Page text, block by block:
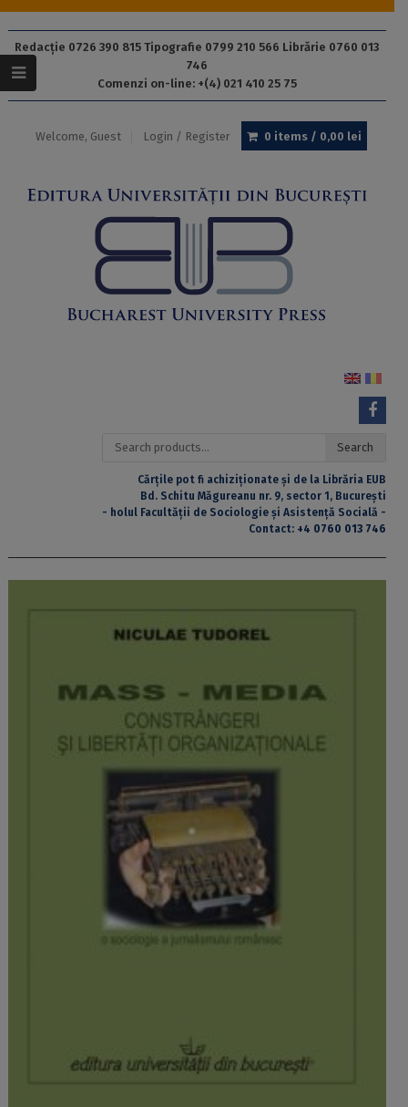
Redacție 0726 390 815 Tipografie 0799 210 566 Librărie 0760 013
746
Comenzi on-line: +(4) 021 410 25 75
Welcome, Guest Login / Register 0 items / 0,00 lei
Search
Search
Cărțile pot fi achiziționate și de la Librăria EUB
Bd. Schitu Măgureanu nr. 9, sector 1, București
- holul Facultății de Sociologie și Asistență Socială -
Contact: +4 0760 013 746